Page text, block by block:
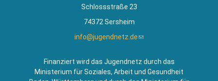
Schlossstraße 23
74372 Sersheim
info@jugendnetz.de(Link
Mail)
Finanziert wird das Jugendnetz durch das
Ministerium für Soziales, Arbeit und Gesundheit